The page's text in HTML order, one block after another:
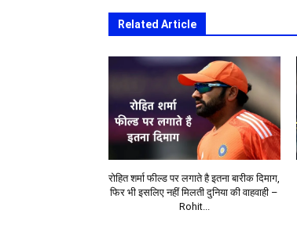
Related Article
रोहित शर्मा फील्ड पर लगाते है इतना बारीक दिमाग,
फिर भी इसलिए नहीं मिलती दुनिया की वाहवाही –
Rohit...